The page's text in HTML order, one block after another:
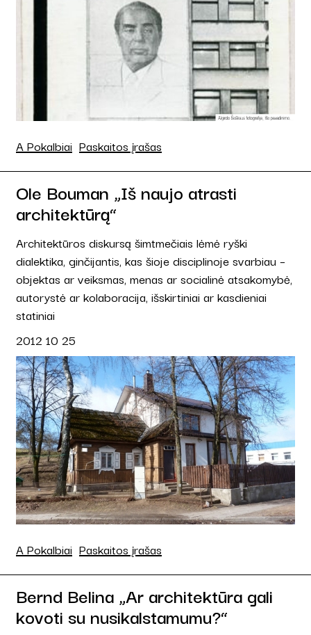
A Pokalbiai Paskaitos įrašas
Ole Bouman „Iš naujo atrasti
architektūrą“
Architektūros diskursą šimtmečiais lėmė ryški
dialektika, ginčijantis, kas šioje disciplinoje svarbiau –
objektas ar veiksmas, menas ar socialinė atsakomybė,
autorystė ar kolaboracija, išskirtiniai ar kasdieniai
statiniai
2012 10 25
A Pokalbiai Paskaitos įrašas
Bernd Belina „Ar architektūra gali
kovoti su nusikalstamumu?“